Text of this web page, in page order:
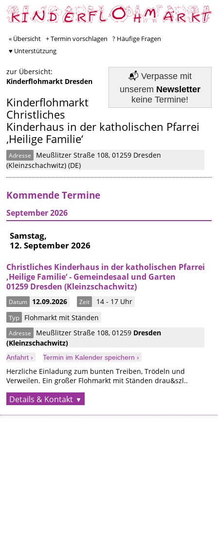
« Übersicht + Termin vorschlagen
? Häufige Fragen
♥ Unterstützung
📬 Verpasse mit
unserem Newsletter
keine Termine!
zur Übersicht:
Kinderflohmarkt Dresden
Kinderflohmarkt
Christliches
Kinderhaus in der katholischen Pfarrei
‚Heilige Familie‘
Adresse
Meußlitzer Straße 108, 01259 Dresden
(Kleinzschachwitz) (DE)
Kommende Termine
September 2026
Samstag,
12. September 2026
Christliches Kinderhaus in der katholischen Pfarrei
‚Heilige Familie‘ - Gemeindesaal und Garten
01259 Dresden (Kleinzschachwitz)
Datum 12.09.2026 Zeit 14 - 17 Uhr
Typ Flohmarkt mit Ständen
Adresse Meußlitzer Straße 108,01259 Dresden
(Kleinzschachwitz)
Anfahrt › Termin im Kalender speichern ›
Herzliche Einladung zum bunten Treiben, Trödeln und
Verweilen. Ein großer Flohmarkt mit Ständen drau&szl..
Details & Kontakt